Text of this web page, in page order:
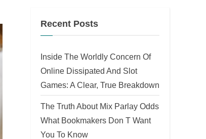
Recent Posts
Inside The Worldly Concern Of
Online Dissipated And Slot
Games: A Clear, True Breakdown
The Truth About Mix Parlay Odds
What Bookmakers Don T Want
You To Know